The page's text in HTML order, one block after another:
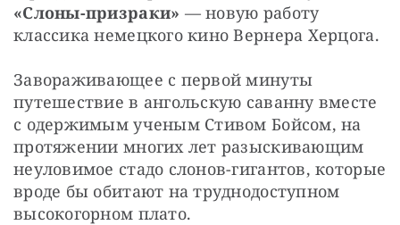
«Слоны-призраки» — новую работу
классика немецкого кино Вернера Херцога.
Завораживающее с первой минуты
путешествие в ангольскую саванну вместе
с одержимым ученым Стивом Бойсом, на
протяжении многих лет разыскивающим
неуловимое стадо слонов-гигантов, которые
вроде бы обитают на труднодоступном
высокогорном плато.